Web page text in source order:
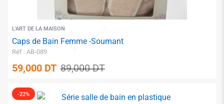
L'ART DE LA MAISON
Caps de Bain Femme -Soumant
Réf : AB-089
89,000DT
59,000 DT
-22% ✱